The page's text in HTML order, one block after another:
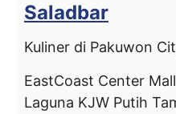
Saladbar
Kuliner di Pakuwon
EastCoast Center
Laguna KJW Putih